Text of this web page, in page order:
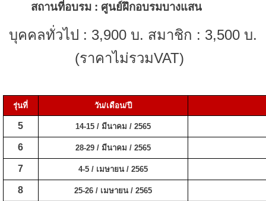
สถานที่อบรม : ศูนย์ฝึกอบรมบางแสนชลบุรี
บุคคลทั่วไป : 3,900 บ. สมาชิก : 3,500 บ.
(ราคาไม่รวมVAT)
รุ่นที่ วัน/เดือน/ปี
5 14-15 / มีนาคม / 2565
6 28-29 / มีนาคม / 2565
7 4-5 / เมษายน / 2565
8 25-26 / เมษายน / 2565